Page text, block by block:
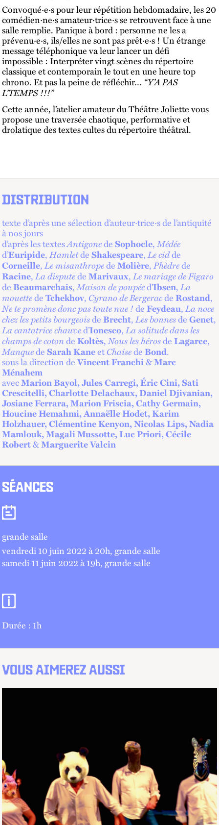
Convoqué·e·s pour leur répétition hebdomadaire, les 20
comédien·ne·s amateur·trice·s se retrouvent face à une
salle remplie. Panique à bord : personne ne les a
prévenu·e·s, ils/elles ne sont pas prêt·e·s ! Un étrange
message téléphonique va leur lancer un défi
impossible : Interpréter vingt scènes du répertoire
classique et contemporain le tout en une heure top
chrono. Et pas la peine de réfléchir… “Y’A PAS
L’TEMPS !!!”
Cette année, l’atelier amateur du Théâtre Joliette vous
propose une traversée chaotique, performative et
drolatique des textes cultes du répertoire théâtral.
DISTRIBUTION
texte d’après une sélection d’auteur·trice·s de l’antiquité
à nos jours
d’après les textesAntigonedeSophocle,Médée
d’Euripide,HamletdeShakespeare,Le cidde
Corneille,Le misanthropedeMolière,Phèdrede
Racine,La disputedeMarivaux,Le mariage de Figaro
deBeaumarchais,Maison de poupéed’Ibsen,La
mouettedeTchekhov, Cyrano de BergeracdeRostand,
Ne te promène donc pas toute nue !deFeydeau,La noce
chez les petits bourgeoisdeBrecht,Les bonnesdeGenet,
La cantatrice chauved’Ionesco,La solitude dans les
champs de cotondeKoltès,Nous les hérosdeLagarce,
ManquedeSarah KaneetChaisedeBond.
sous la direction deVincent Franchi&Marc
Ménahem
avecMarion Bayol, Jules Carregi, Éric Cini, Sati
Crescitelli, Charlotte Delachaux, Daniel Djivanian,
Josiane Ferrara, Marion Friscia, Cathy Germain,
Houcine Hemahmi, Annaëlle Hodet, Karim
Holzhauer, Clémentine Kenyon, Nicolas Lips, Nadia
Mamlouk, Magali Mussotte, Luc Priori, Cécile
Robert&Marguerite Valcin
SÉANCES
Séances
grande salle
vendredi 10 juin 2022 à 20h, grande salle
samedi 11 juin 2022 à 19h, grande salle
Informations pratiques
Durée : 1h
VOUS AIMEREZ AUSSI